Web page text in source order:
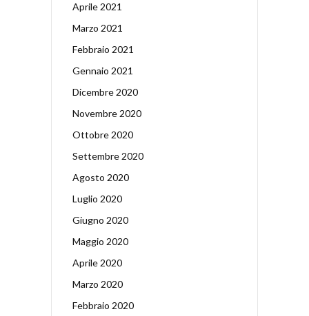
Aprile 2021
Marzo 2021
Febbraio 2021
Gennaio 2021
Dicembre 2020
Novembre 2020
Ottobre 2020
Settembre 2020
Agosto 2020
Luglio 2020
Giugno 2020
Maggio 2020
Aprile 2020
Marzo 2020
Febbraio 2020